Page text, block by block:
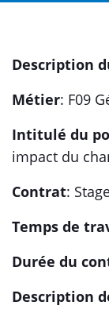
Description
Métier: F09
Intitulé du
impact du
Contrat:
Temps de
Durée du
Description